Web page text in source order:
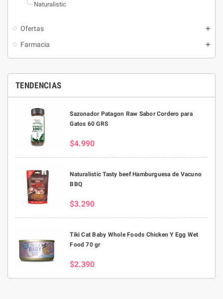
Naturalistic
Ofertas
Farmacia
TENDENCIAS
Sazonador Patagon Raw Sabor Cordero para
Gatos 60 GRS
$4.990
Naturalistic Tasty beef Hamburguesa de Vacuno
BBQ
$3.290
Tiki Cat Baby Whole Foods Chicken Y Egg Wet
Food 70 gr
$2.390